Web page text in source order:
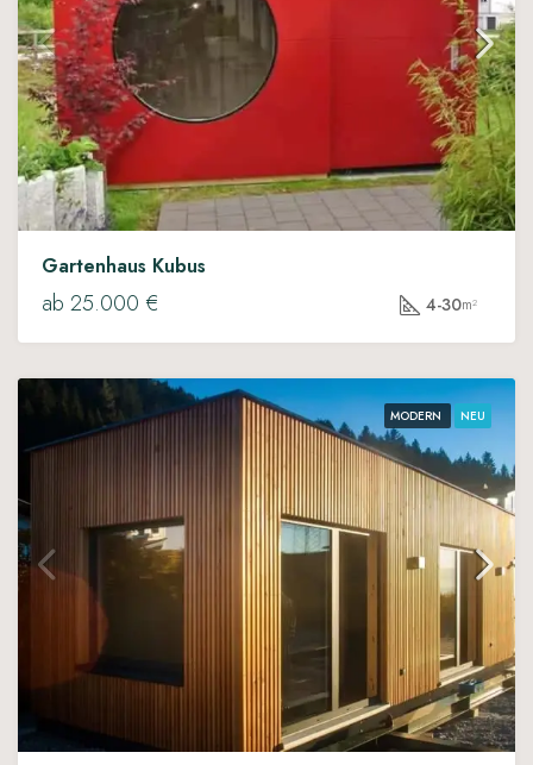
Gartenhaus Kubus
ab 25.000 € 4-30m²
MODERN NEU